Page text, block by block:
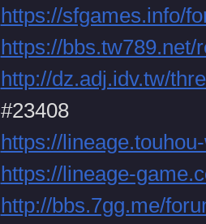
https://sfgames.info/
https://bbs.tw789.net/
http://dz.adj.idv.tw/
#23408
https://
https://lineage-
http://bbs.7gg.me/